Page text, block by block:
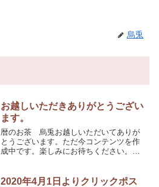
烏兎
お越しいただきありがとうござい
ます。
暦のお茶 烏兎お越しいただいてありが
とうございます。ただ今コンテンツを作
成中です。楽しみにお待ちください。烏
2020年4月1日よりクリックポス